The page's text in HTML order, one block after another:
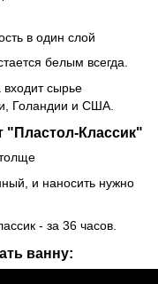
в один слой
белым всегда.
сырье
Голандии и США.
Классик"
и наносить нужно
- за 36 часов.
ванну: